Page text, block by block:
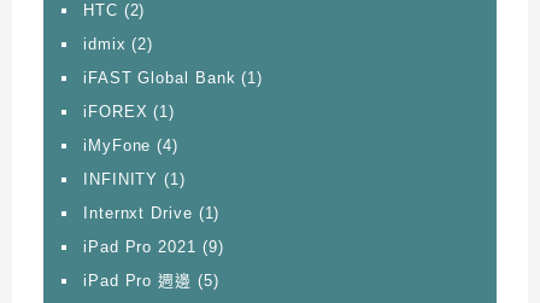
HTC (2)
idmix (2)
iFAST Global Bank (1)
iFOREX (1)
iMyFone (4)
INFINITY (1)
Internxt Drive (1)
iPad Pro 2021 (9)
iPad Pro 週邊 (5)